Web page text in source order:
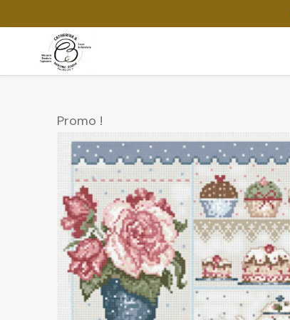
Passer
Promo !